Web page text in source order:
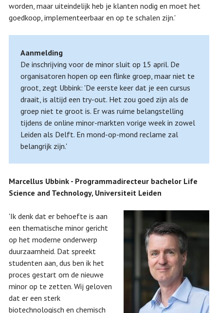
worden, maar uiteindelijk heb je klanten nodig en moet het
goedkoop, implementeerbaar en op te schalen zijn.'
Aanmelding
De inschrijving voor de minor sluit op 15 april. De
organisatoren hopen op een flinke groep, maar niet te
groot, zegt Ubbink: 'De eerste keer dat je een cursus
draait, is altijd een try-out. Het zou goed zijn als de
groep niet te groot is. Er was ruime belangstelling
tijdens de online minor-markten vorige week in zowel
Leiden als Delft. En mond-op-mond reclame zal
belangrijk zijn.'
Marcellus Ubbink - Programmadirecteur bachelor Life
Science and Technology, Universiteit Leiden
'Ik denk dat er behoefte is aan
een thematische minor gericht
op het moderne onderwerp
duurzaamheid. Dat spreekt
studenten aan, dus ben ik het
proces gestart om de nieuwe
minor op te zetten. Wij geloven
dat er een sterk
biotechnologisch en chemisch